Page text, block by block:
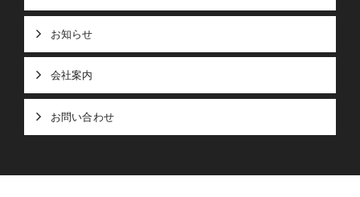
お知らせ
会社案内
お問い合わせ